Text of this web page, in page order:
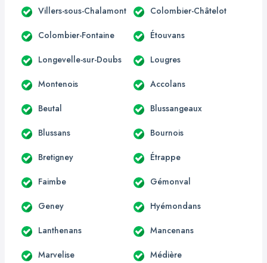
Villers-sous-Chalamont Colombier-Châtelot
Colombier-Fontaine Étouvans
Longevelle-sur-Doubs Lougres
Montenois Accolans
Beutal Blussangeaux
Blussans Bournois
Bretigney Étrappe
Faimbe Gémonval
Geney Hyémondans
Lanthenans Mancenans
Marvelise Médière